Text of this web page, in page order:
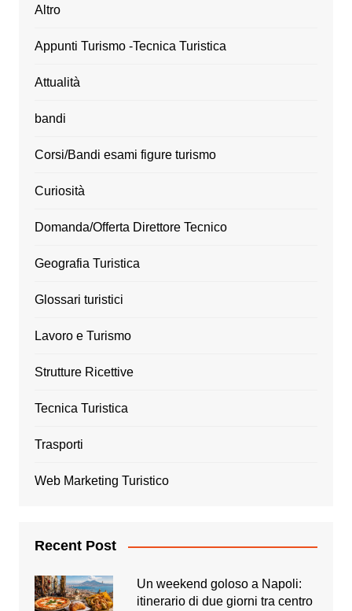
Altro
Appunti Turismo -Tecnica Turistica
Attualità
bandi
Corsi/Bandi esami figure turismo
Curiosità
Domanda/Offerta Direttore Tecnico
Geografia Turistica
Glossari turistici
Lavoro e Turismo
Strutture Ricettive
Tecnica Turistica
Trasporti
Web Marketing Turistico
Recent Post
Un weekend goloso a Napoli:
itinerario di due giorni tra centro